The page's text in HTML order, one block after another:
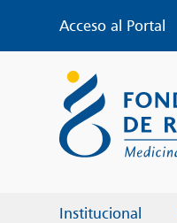
content
Acceso al Portal
Institucional